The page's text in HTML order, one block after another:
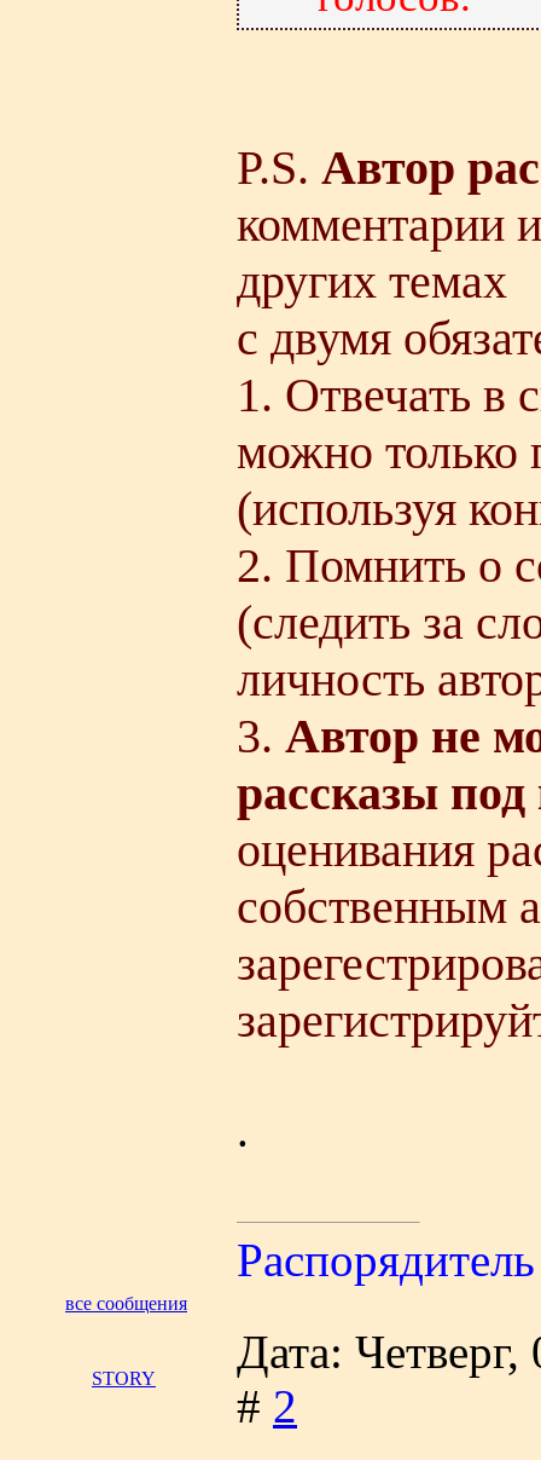
P.S. Автор
комментарии
других темах
с двумя
1. Отвечать в
можно только
(используя
2. Помнить о
(следить за
личность
3. Автор не
рассказы
оценивания
собственным
.
все сообщения
STORY
Дата:
# 2